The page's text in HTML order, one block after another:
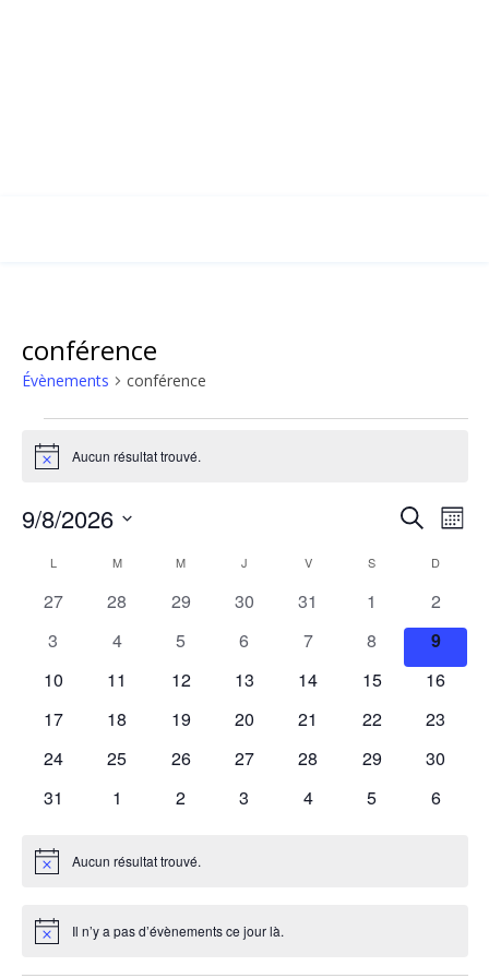
conférence
Évènements conférence
Évènements
Notice Aucun résultat trouvé.
de
vues
Recherche
Mois
9/8/2026
Calendrier
de
Évènements
L MMARDI M MERCREDI
J VVENDREDIS D
0
27
0
28
0
29
0
30
0
31
0
évènements
1
0
2
0
3
0
4
0
5
0
6
0
7
0
évènements
8
0
9
0
10
0
11
0
12
0
13
0
14
0
15
0
16
0
17
0
18
0
19
0
20
0
21
0
22
0
23
0
24
0
25
0
26
0
27
0
28
0
29
0
30
0
31
0
1
0
2
0
3
0
4
0
5
0
6
Notice Aucun résultat trouvé.
Notice Il n’y a pas d’évènements ce jour là.